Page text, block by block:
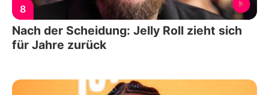
8
Nach der Scheidung: Jelly Roll zieht sich
für Jahre zurück